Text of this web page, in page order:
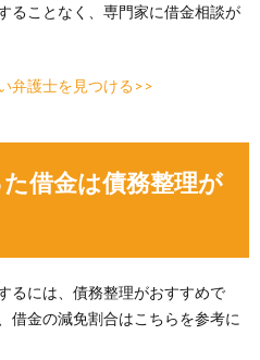
ることなく、専門家に借金相談が
弁護士を見つける>>
借金は債務整理が
るには、債務整理がおすすめで
借金の減免割合はこちらを参考に